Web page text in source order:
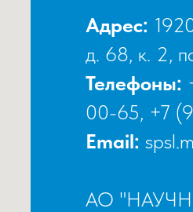
Адрес:
д. 68, к. 2,
Телефоны:
00-65, +7
Email:
АО